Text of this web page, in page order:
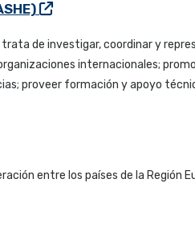
de investigar, coordinar y
internacionales;
proveer formación y apoyo
entre los países de la Región